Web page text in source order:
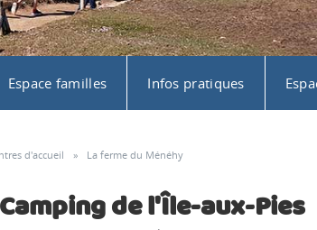
Espace familles Infos pratiques
d'accueil » La ferme du Ménéhy
Camping de l'Île-aux-Pies